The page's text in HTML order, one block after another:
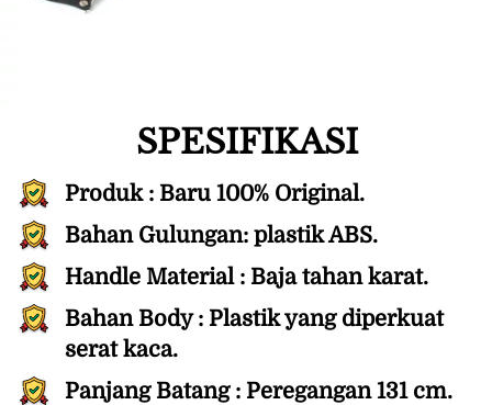
SPESIFIKASI
Produk : Baru 100% Original.
Bahan Gulungan: plastik ABS.
Handle Material : Baja tahan karat.
Bahan Body : Plastik yang diperkuat
serat kaca.
Panjang Batang : Peregangan 131 cm.